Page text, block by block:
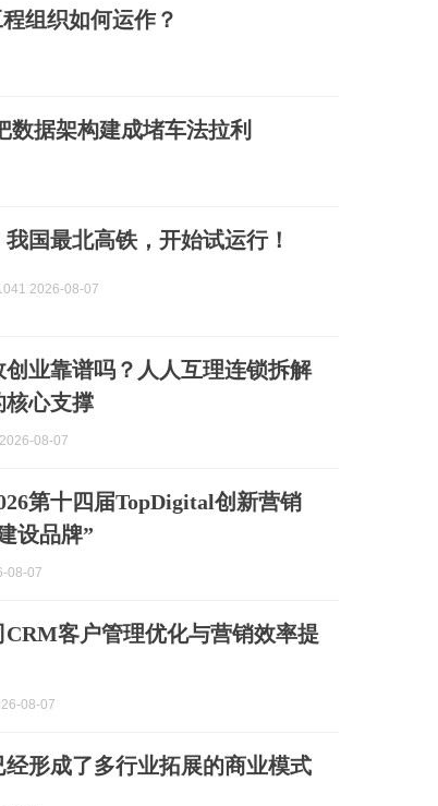
组织如何运作？
据架构建成堵车法拉利
国最北高铁，开始试运行！
2026-08-07
业靠谱吗？人人互理连锁拆解
核心支撑
08-07
第十四届TopDigital创新营销
设品牌”
08-07
CRM客户管理优化与营销效率提
08-07
形成了多行业拓展的商业模式